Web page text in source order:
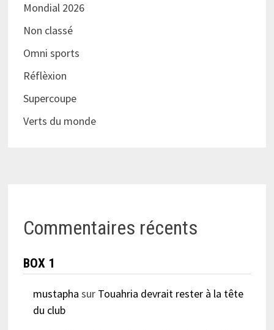
Mondial 2026
Non classé
Omni sports
Réflèxion
Supercoupe
Verts du monde
Commentaires récents
BOX 1
mustapha sur Touahria devrait rester à la tête
du club